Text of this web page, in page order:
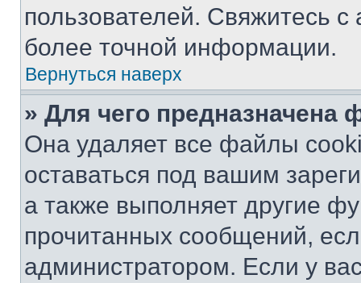
пользователей. Свяжитесь
более точной информации.
Вернуться наверх
» Для чего предназначена
Она удаляет все файлы
оставаться под вашим
а также выполняет другие
прочитанных сообщений,
администратором. Если у